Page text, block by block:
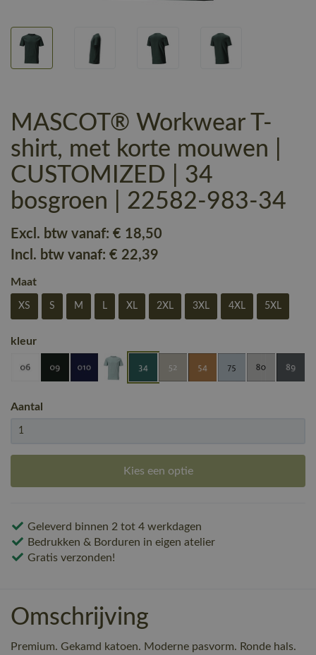
MASCOT® Workwear T-
shirt, met korte mouwen |
CUSTOMIZED | 34
bosgroen | 22582-983-34
Excl. btw vanaf: € 18,50
Incl. btw vanaf: € 22,39
Maat
XS S M L XL 2XL 3XL 4XL 5XL
kleur
Aantal
Kies een optie
Geleverd binnen 2 tot 4 werkdagen
Bedrukken & Borduren in eigen atelier
Gratis verzonden!
Omschrijving
Premium. Gekamd katoen. Moderne pasvorm. Ronde hals.